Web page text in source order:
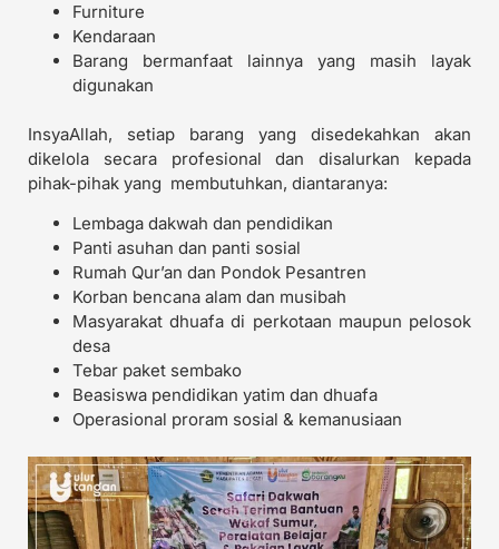
Furniture
Kendaraan
Barang bermanfaat lainnya yang masih layak
digunakan
InsyaAllah, setiap barang yang disedekahkan akan
dikelola secara profesional dan disalurkan kepada
pihak-pihak yang membutuhkan, diantaranya:
Lembaga dakwah dan pendidikan
Panti asuhan dan panti sosial
Rumah Qur’an dan Pondok Pesantren
Korban bencana alam dan musibah
Masyarakat dhuafa di perkotaan maupun pelosok
desa
Tebar paket sembako
Beasiswa pendidikan yatim dan dhuafa
Operasional proram sosial & kemanusiaan